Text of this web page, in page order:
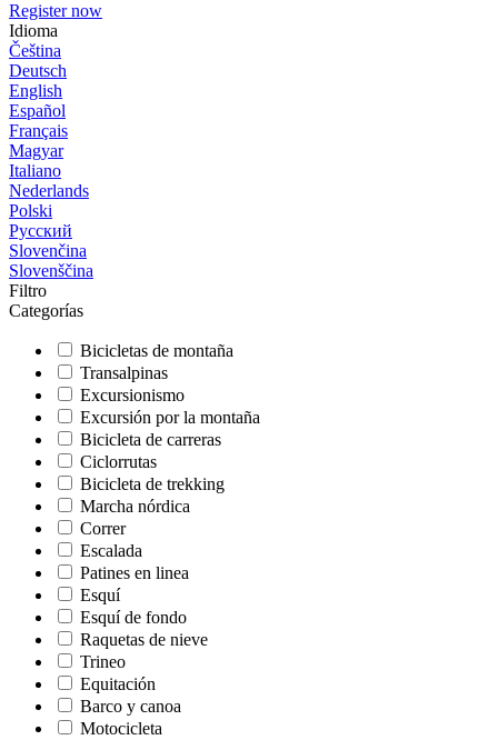
Register now
Idioma
Čeština
Deutsch
English
Español
Français
Magyar
Italiano
Nederlands
Polski
Русский
Slovenčina
Slovenščina
Filtro
Categorías
Bicicletas de montaña
Transalpinas
Excursionismo
Excursión por la montaña
Bicicleta de carreras
Ciclorrutas
Bicicleta de trekking
Marcha nórdica
Correr
Escalada
Patines en linea
Esquí
Esquí de fondo
Raquetas de nieve
Trineo
Equitación
Barco y canoa
Motocicleta